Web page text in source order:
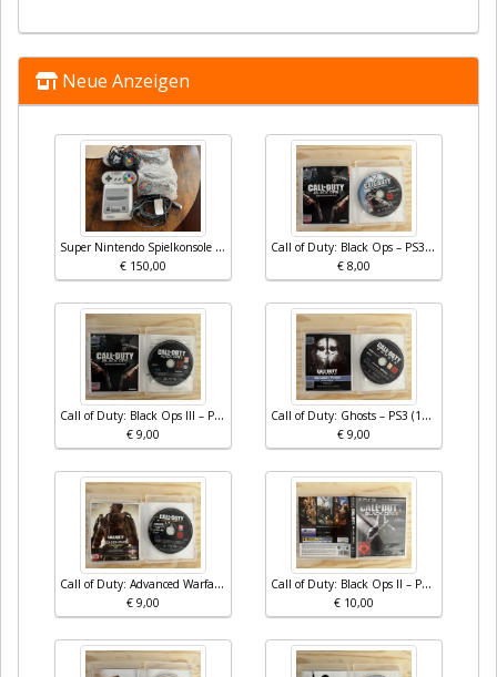
Neue Anzeigen
Super Nintendo Spielkonsole Mini SNES
€ 150,00
Call of Duty: Black Ops – PS3 (Teil 1 – Deutsch)
€ 8,00
Call of Duty: Black Ops III – PS3 (Multiplayer + Zombies Version)
€ 9,00
Call of Duty: Ghosts – PS3 (100% Uncut)
€ 9,00
Call of Duty: Advanced Warfare – PS3 (100% Uncut)
€ 9,00
Call of Duty: Black Ops II – PS3 (100% Uncut, Bonuskarte enthalten)
€ 10,00